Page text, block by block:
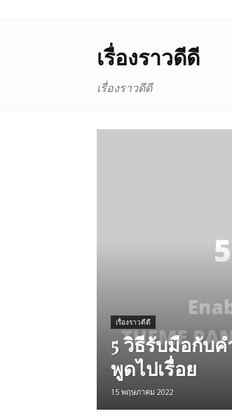
เรื่องราวดีดี
เรื่องราวดีดี
เรื่องราวดีดี
5 วิธีรับมือกับ
พูดไปเรื่อย
15 พฤษภาคม 2022